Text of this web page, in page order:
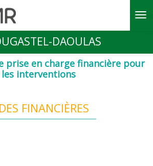
DAOULAS
prise en charge financière pour
les interventions
FINANCIÈRES